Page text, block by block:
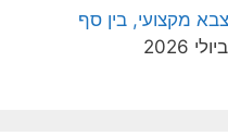
מקצועי, בין סף